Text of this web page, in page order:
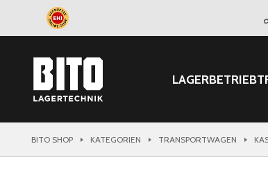
LAGERBETRIEB
BITO SHOP KATEGORIEN TRANSPORTWAGEN